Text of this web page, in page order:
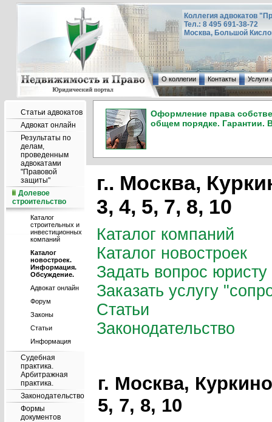
Коллегия адвокатов
Тел.: 8 495 691-38-72
Москва, Большой
О коллегии Контакты Услуги
Статьи адвокатов
Адвокат онлайн
Результаты по
делам,
проведенным
адвокатами
"Правовой
защиты"
Долевое
строительство
Каталог
строительных и
инвестиционных
компаний
Каталог
новостроек.
Информация.
Обсуждение.
Адвокат онлайн
Форум
Законы
Статьи
Информация
Судебная
практика.
Арбитражная
практика.
Законодательство
Формы
документов
Оформление права
общем порядке. Гарантии.
г.. Москва,
3, 4, 5, 7, 8, 10
Каталог компаний
Каталог новостроек
Задать вопрос юристу
Заказать услугу
Статьи
Законодательство
г. Москва,
5, 7, 8, 10